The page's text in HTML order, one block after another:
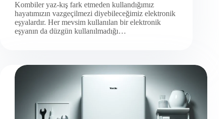
Kombiler yaz-kış fark etmeden kullandığımız
hayatımızın vazgeçilmezi diyebileceğimiz elektronik
eşyalardır. Her mevsim kullanılan bir elektronik
eşyanın da düzgün kullanılmadığı…